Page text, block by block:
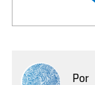
Por